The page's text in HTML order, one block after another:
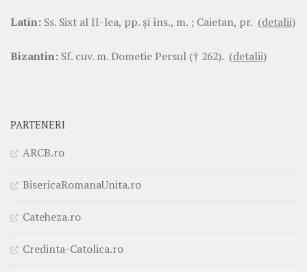
Latin: Ss. Sixt al II-lea, pp. şi îns., m. ; Caietan, pr. (detalii)
Bizantin: Sf. cuv. m. Dometie Persul († 262). (detalii)
PARTENERI
ARCB.ro
BisericaRomanaUnita.ro
Cateheza.ro
Credinta-Catolica.ro